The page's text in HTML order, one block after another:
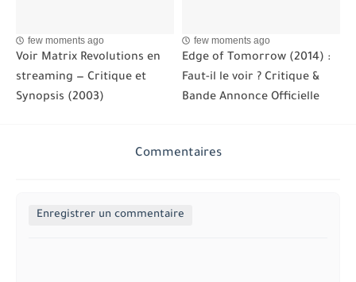
few moments ago
Voir Matrix Revolutions en
streaming — Critique et
Synopsis (2003)
few moments ago
Edge of Tomorrow (2014) :
Faut-il le voir ? Critique &
Bande Annonce Officielle
Commentaires
Enregistrer un commentaire